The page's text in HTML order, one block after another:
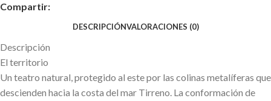
Compartir:
DESCRIPCIÓNVALORACIONES (0)
Descripción
El territorio
Un teatro natural, protegido al este por las colinas metalíferas que
descienden hacia la costa del mar Tirreno. La conformación de